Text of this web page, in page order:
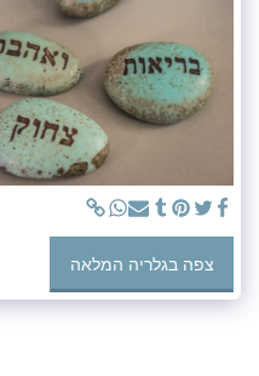
צפה בגלריה המלאה